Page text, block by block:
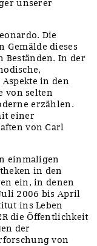
unserer
Die
Gemälde dieses
Beständen. In der
in den
von selten
erzählen.
einer
von Carl
einmaligen
in den
ein, in denen
2006 bis April
ins Leben
die Öffentlichkeit
der
von